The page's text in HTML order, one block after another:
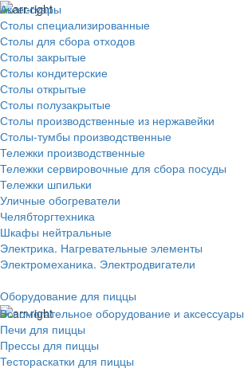
Аксессуары
Столы специализированные
Столы для сбора отходов
Столы закрытые
Столы кондитерские
Столы открытые
Столы полузакрытые
Столы производственные из нержавейки
Столы-тумбы производственные
Тележки производственные
Тележки сервировочные для сбора посуды
Тележки шпильки
Уличные обогреватели
Челябторгтехника
Шкафы нейтральные
Электрика. Нагревательные элементы
Электромеханика. Электродвигатели
Оборудование для пиццы
Вспомогательное оборудование и аксессуары
Печи для пиццы
Прессы для пиццы
Тестораскатки для пиццы